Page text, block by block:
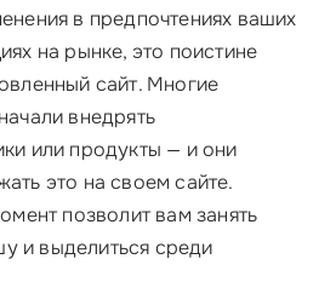
в предпочтениях ваших
на рынке, это поистине
сайт. Многие
внедрять
или продукты — и они
это на своем сайте.
позволит вам занять
и выделиться среди